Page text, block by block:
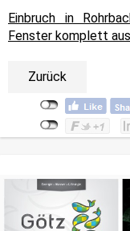
Einbruch in
Fenster komplett aus
Zurück